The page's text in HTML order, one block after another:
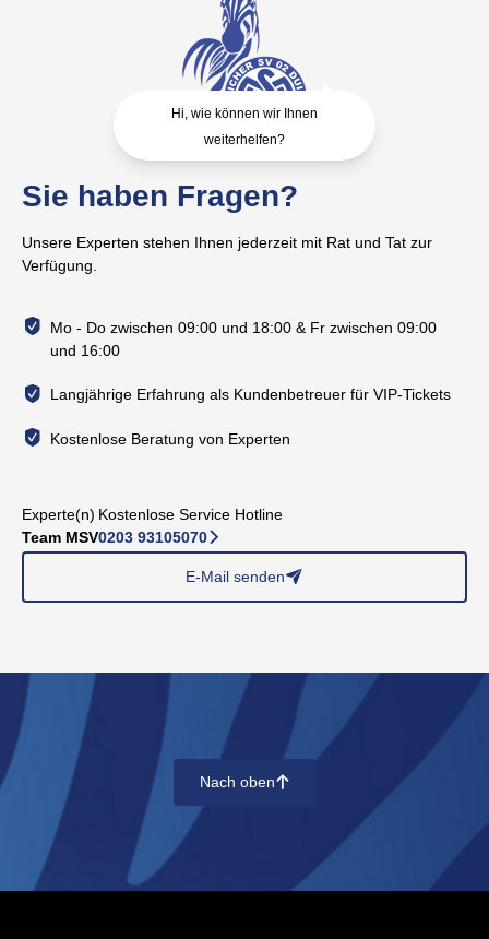
Hi, wie können wir Ihnen
weiterhelfen?
Sie haben Fragen?
Unsere Experten stehen Ihnen jederzeit mit Rat und Tat zur
Verfügung.
Mo - Do zwischen 09:00 und 18:00 & Fr zwischen 09:00
und 16:00
Langjährige Erfahrung als Kundenbetreuer für VIP-Tickets
Kostenlose Beratung von Experten
Experte(n)
Team MSV
Kostenlose Service Hotline
0203 93105070􀆊
E-Mail senden􀈠
Nach oben􀄨